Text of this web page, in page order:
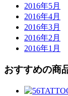
2016年5月
2016年4月
2016年3月
2016年2月
2016年1月
おすすめの商